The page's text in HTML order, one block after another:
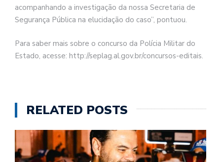
acompanhando a investigação da nossa Secretaria de
Segurança Pública na elucidação do caso”, pontuou.
Para saber mais sobre o concurso da Polícia Militar do
Estado, acesse: http://seplag.al.gov.br/concursos-editais.
RELATED POSTS